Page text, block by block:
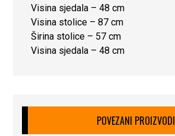
Visina sjedala – 48 cm
Visina stolice –87 cm
Širina stolice – 57 cm
Visina sjedala –48 cm
POVEZANI PROIZVODI